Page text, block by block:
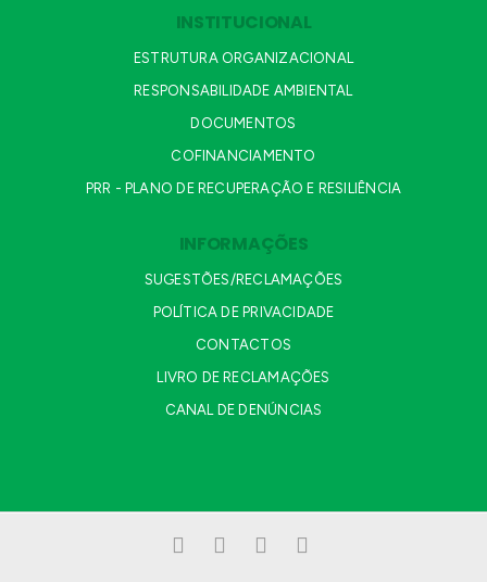
INSTITUCIONAL
ESTRUTURA ORGANIZACIONAL
RESPONSABILIDADE AMBIENTAL
DOCUMENTOS
COFINANCIAMENTO
PRR - PLANO DE RECUPERAÇÃO E RESILIÊNCIA
INFORMAÇÕES
SUGESTÕES/RECLAMAÇÕES
POLÍTICA DE PRIVACIDADE
CONTACTOS
LIVRO DE RECLAMAÇÕES
CANAL DE DENÚNCIAS